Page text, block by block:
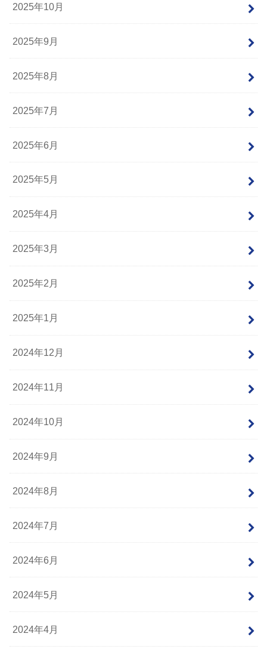
2025年10月
2025年9月
2025年8月
2025年7月
2025年6月
2025年5月
2025年4月
2025年3月
2025年2月
2025年1月
2024年12月
2024年11月
2024年10月
2024年9月
2024年8月
2024年7月
2024年6月
2024年5月
2024年4月